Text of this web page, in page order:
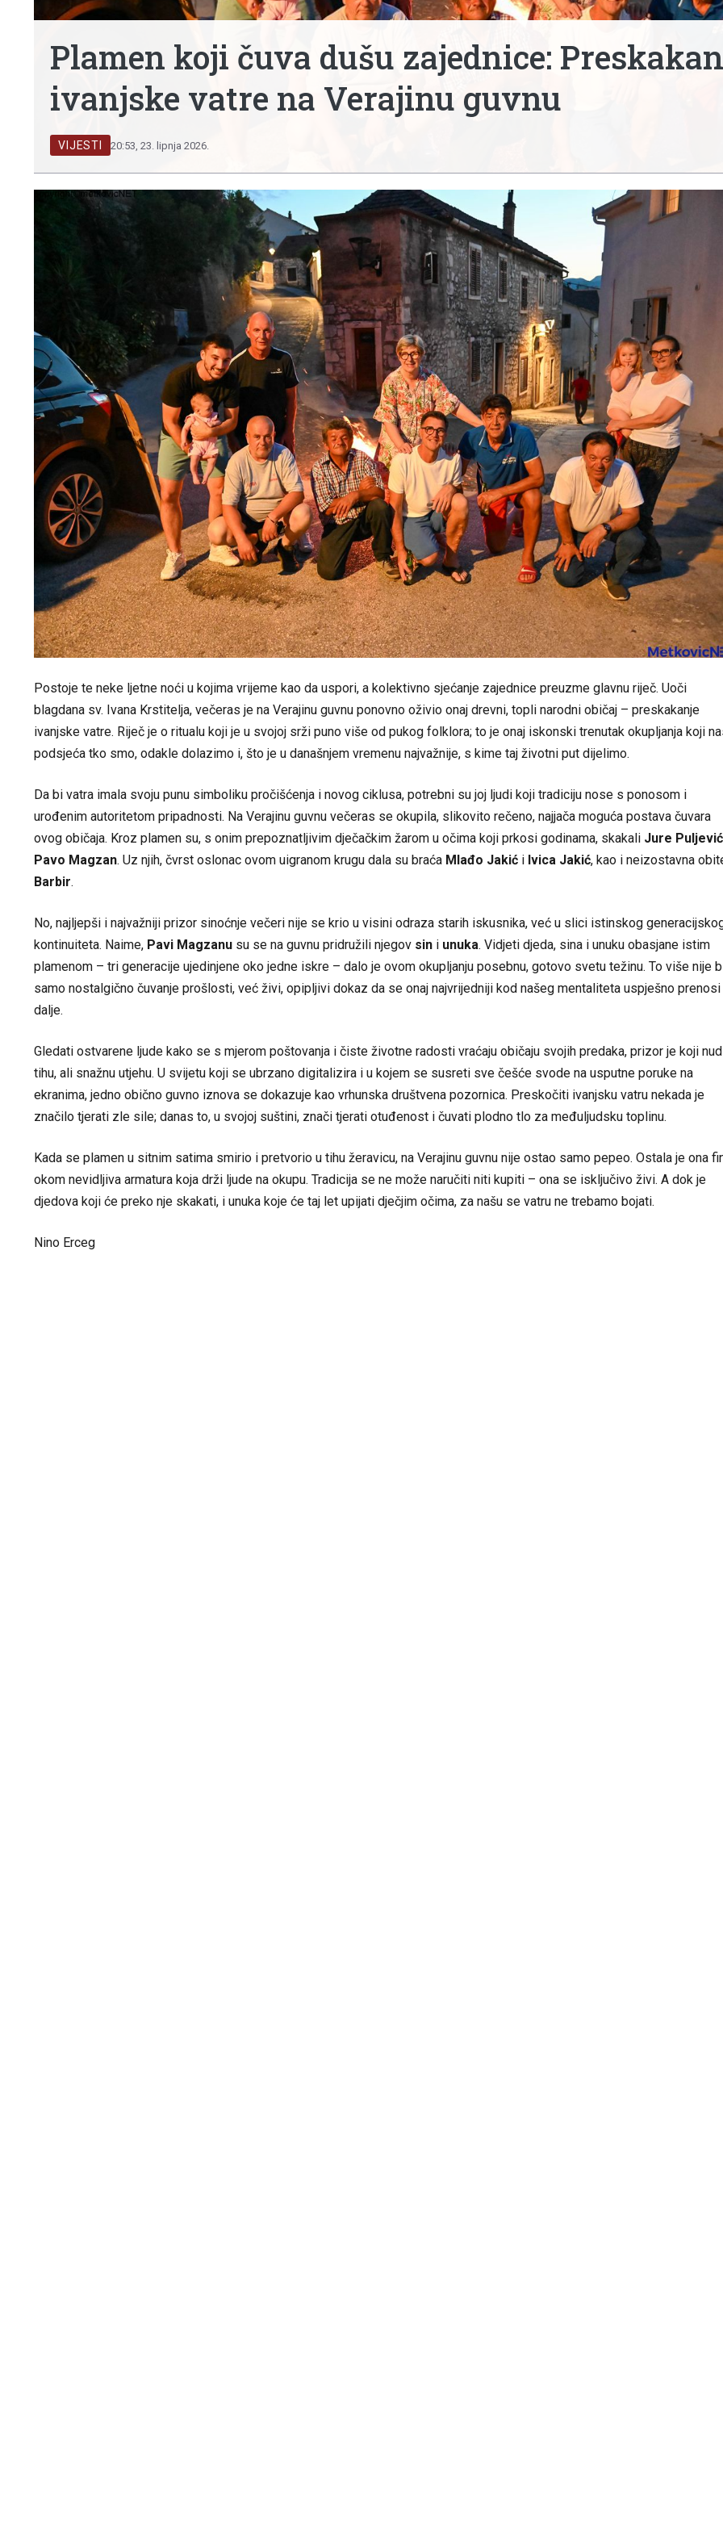
Plamen koji čuva dušu zajednice:
ivanjske vatre na Verajinu guvnu
VIJESTI 20:53, 23. lipnja 2026.
Postoje te neke ljetne noći u kojima vrijeme kao da uspori, a kolektivno sjećanje zajednice preuzme glavnu riječ. Uoči
blagdana sv. Ivana Krstitelja, večeras je na Verajinu guvnu ponovno oživio onaj drevni, topli narodni običaj – preskakanje
ivanjske vatre. Riječ je o ritualu koji je u svojoj srži puno više od pukog folklora; to je onaj iskonski trenutak okupljanja koji
podsjeća tko smo, odakle dolazimo i, što je u današnjem vremenu najvažnije, s kime taj životni put dijelimo.
Da bi vatra imala svoju punu simboliku pročišćenja i novog ciklusa, potrebni su joj ljudi koji tradiciju nose s ponosom i
urođenim autoritetom pripadnosti. Na Verajinu guvnu večeras se okupila, slikovito rečeno, najjača moguća postava čuvara
ovog običaja. Kroz plamen su, s onim prepoznatljivim dječačkim žarom u očima koji prkosi godinama, skakali Jure Puljević
Pavo Magzan. Uz njih, čvrst oslonac ovom uigranom krugu dala su braća Mlađo Jakić i Ivica Jakić, kao i neizostavna
Barbir.
No, najljepši i najvažniji prizor sinoćnje večeri nije se krio u visini odraza starih iskusnika, već u slici istinskog
kontinuiteta. Naime, Pavi Magzanu su se na guvnu pridružili njegov sin i unuka. Vidjeti djeda, sina i unuku obasjane istim
plamenom – tri generacije ujedinjene oko jedne iskre – dalo je ovom okupljanju posebnu, gotovo svetu težinu. To više nije
samo nostalgično čuvanje prošlosti, već živi, opipljivi dokaz da se onaj najvrijedniji kod našeg mentaliteta uspješno prenosi
dalje.
Gledati ostvarene ljude kako se s mjerom poštovanja i čiste životne radosti vraćaju običaju svojih predaka, prizor je koji
tihu, ali snažnu utjehu. U svijetu koji se ubrzano digitalizira i u kojem se susreti sve češće svode na usputne poruke na
ekranima, jedno obično guvno iznova se dokazuje kao vrhunska društvena pozornica. Preskočiti ivanjsku vatru nekada je
značilo tjerati zle sile; danas to, u svojoj suštini, znači tjerati otuđenost i čuvati plodno tlo za međuljudsku toplinu.
Kada se plamen u sitnim satima smirio i pretvorio u tihu žeravicu, na Verajinu guvnu nije ostao samo pepeo. Ostala je ona
okom nevidljiva armatura koja drži ljude na okupu. Tradicija se ne može naručiti niti kupiti – ona se isključivo živi. A dok je
djedova koji će preko nje skakati, i unuka koje će taj let upijati dječjim očima, za našu se vatru ne trebamo bojati.
Nino Erceg